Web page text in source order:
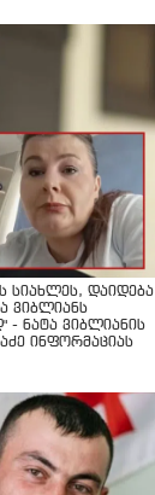
სიახლეს, დაიდება
ვიბლიანს
ნატა ვიბლიანის
ინფორმაციას